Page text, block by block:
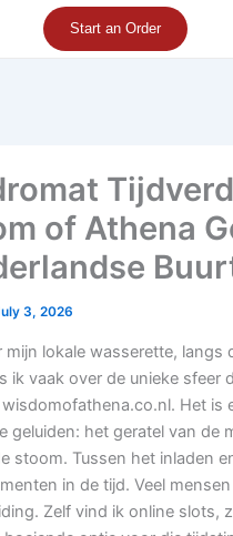
Start an Order
of Athena
3, 2026
mijn lokale wasserette, langs
ik vaak over de unieke sfeer
Het is
geluiden: het geratel van de
stoom. Tussen het inladen
in de tijd. Veel
Zelf vind ik online slots,